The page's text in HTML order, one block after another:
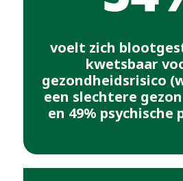
voelt zich
kwetsbaar
gezondheidsrisico
een slechtere
en 49% psychische